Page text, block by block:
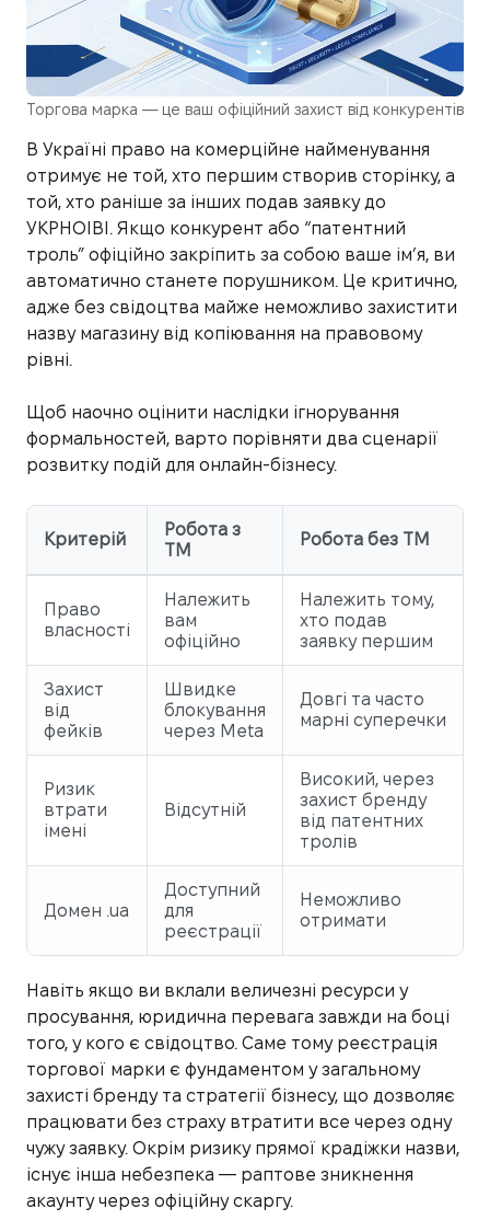
Торгова марка — це ваш офіційний захист від конкурентів
В Україні право на комерційне найменування
отримує не той, хто першим створив сторінку, а
той, хто раніше за інших подав заявку до
УКРНОІВІ. Якщо конкурент або “патентний
троль” офіційно закріпить за собою ваше ім’я, ви
автоматично станете порушником. Це критично,
адже без свідоцтва майже неможливо захистити
назву магазину від копіювання на правовому
рівні.
Щоб наочно оцінити наслідки ігнорування
формальностей, варто порівняти два сценарії
розвитку подій для онлайн-бізнесу.
Критерій
Робота з
ТМ
Робота без ТМ
Право
власності
Належить
вам
офіційно
Належить тому,
хто подав
заявку першим
Захист
від
фейків
Швидке
блокування
через Meta
Довгі та часто
марні суперечки
Ризик
втрати
імені
Відсутній
Високий, через
захист бренду
від патентних
тролів
Домен .ua
Доступний
для
реєстрації
Неможливо
отримати
Навіть якщо ви вклали величезні ресурси у
просування, юридична перевага завжди на боці
того, у кого є свідоцтво. Саме тому реєстрація
торгової марки є фундаментом у загальному
захисті бренду та стратегії бізнесу, що дозволяє
працювати без страху втратити все через одну
чужу заявку. Окрім ризику прямої крадіжки назви,
існує інша небезпека — раптове зникнення
акаунту через офіційну скаргу.